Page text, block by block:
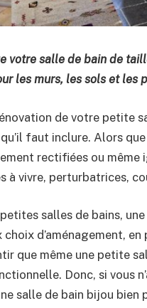
votre salle de bain de
les murs, les sols et les
de votre petite
faut inclure. Alors
rectifiées ou même
à vivre, perturbatrices,
petites salles de bains,
d’aménagement,
que même une petite
Donc, si vous
salle de bain bijou